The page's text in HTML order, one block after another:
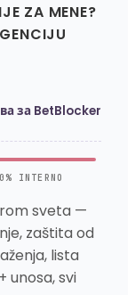
ZA MENE?
за BetBlocker
INTERNO
sveta —
zaštita od
lista
unosa, svi